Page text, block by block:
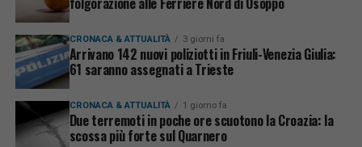
CRONACA & ATTUALITÀ 3 giorni fa
Arrivano 142 nuovi poliziotti in Friuli-Venezia Giulia:
61 saranno assegnati a Trieste
CRONACA & ATTUALITÀ 1 giorno fa
Due terremoti in poche ore scuotono la Croazia: la
scossa più forte sul Quarnero